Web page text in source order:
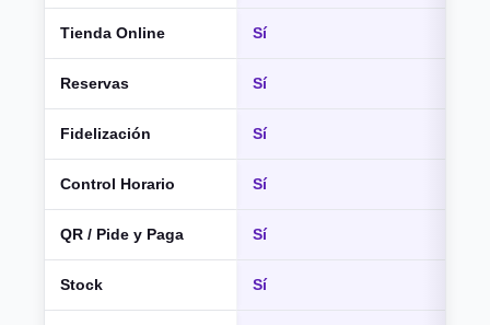
Tienda Online Sí
Reservas Sí
Fidelización Sí
Control Horario Sí
QR / Pide y Paga Sí
Stock Sí